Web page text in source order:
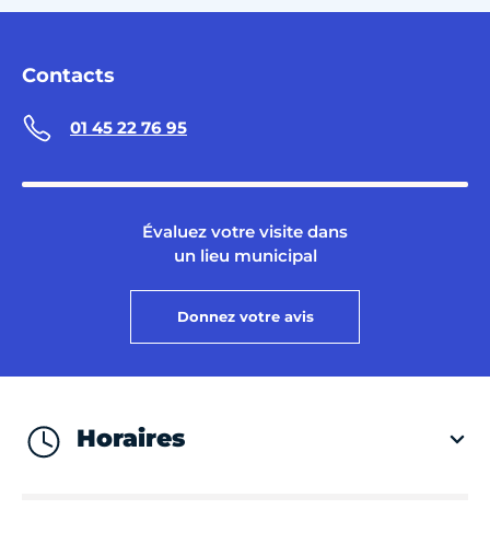
Contacts
01 45 22 76 95
Évaluez votre visite dans
un lieu municipal
Donnez votre avis
Horaires